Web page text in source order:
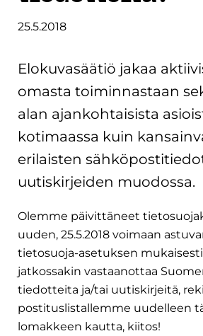
25.5.2018
Elokuvasäätiö jakaa
omasta toiminnastaan
alan ajankohtaisista
kotimaassa kuin
erilaisten
uutiskirjeiden muodossa.
Olemme päivittäneet
uuden, 25.5.2018 voimaan
tietosuoja-asetuksen
jatkossakin vastaanottaa
tiedotteita ja/tai uutiskirjeitä,
postituslistallemme uudelleen
lomakkeen kautta, kiitos!